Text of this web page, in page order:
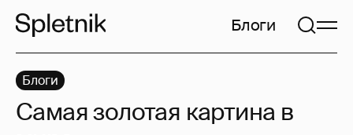
Блоги
Блоги
Самая золотая картина в